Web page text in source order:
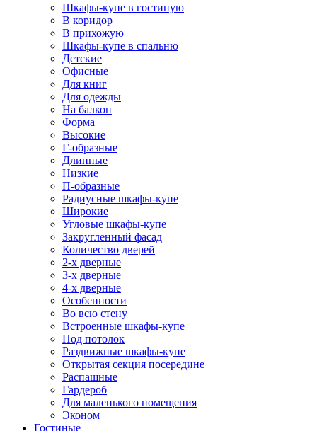
Шкафы-купе в гостиную
В коридор
В прихожую
Шкафы-купе в спальню
Детские
Офисные
Для книг
Для одежды
На балкон
Форма
Высокие
Г-образные
Длинные
Низкие
П-образные
Радиусные шкафы-купе
Широкие
Угловые шкафы-купе
Закругленный фасад
Количество дверей
2-х дверные
3-х дверные
4-х дверные
Особенности
Во всю стену
Встроенные шкафы-купе
Под потолок
Раздвижные шкафы-купе
Открытая секция посередине
Распашные
Гардероб
Для маленького помещения
Эконом
Гостиные